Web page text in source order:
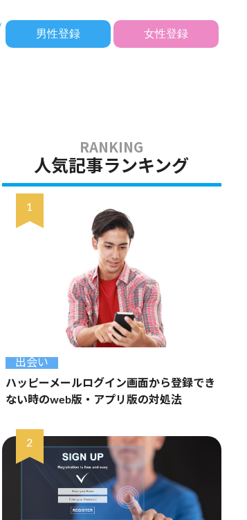
男性登録 女性登録
人気記事ランキング
出会い
ハッピーメールログイン画面から登録でき
ない時のweb版・アプリ版の対処法